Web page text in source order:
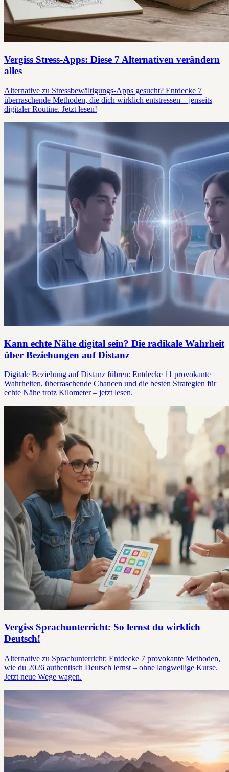
Vergiss Stress-Apps: Diese 7 Alternativen verändern
alles
Alternative zu Stressbewältigungs-Apps gesucht? Entdecke 7
überraschende Methoden, die dich wirklich entstressen – jenseits
digitaler Routine. Jetzt lesen!
Kann echte Nähe digital sein? Die radikale Wahrheit
über Beziehungen auf Distanz
Digitale Beziehung auf Distanz führen: Entdecke 11 provokante
Wahrheiten, überraschende Chancen und die besten Strategien für
echte Nähe trotz Kilometer – jetzt lesen.
Vergiss Sprachunterricht: So lernst du wirklich
Deutsch!
Alternative zu Sprachunterricht: Entdecke 7 provokante Methoden,
wie du 2026 authentisch Deutsch lernst – ohne langweilige Kurse.
Jetzt neue Wege wagen.